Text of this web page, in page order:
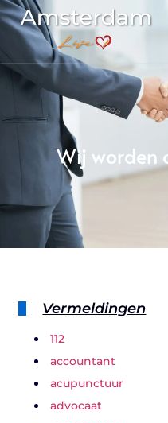
Wij worden
Vermeldingen
112
accountant
acupunctuur
advocaat